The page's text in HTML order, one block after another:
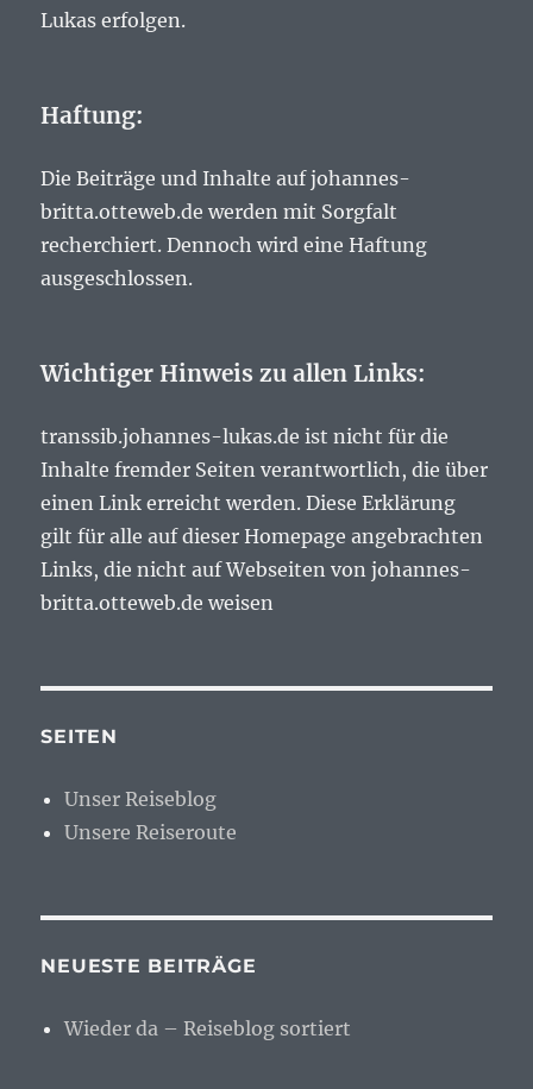
Lukas erfolgen.
Haftung:
Die Beiträge und Inhalte auf johannes-
britta.otteweb.de werden mit Sorgfalt
recherchiert. Dennoch wird eine Haftung
ausgeschlossen.
Wichtiger Hinweis zu allen Links:
transsib.johannes-lukas.de ist nicht für die
Inhalte fremder Seiten verantwortlich, die über
einen Link erreicht werden. Diese Erklärung
gilt für alle auf dieser Homepage angebrachten
Links, die nicht auf Webseiten von johannes-
britta.otteweb.de weisen
SEITEN
Unser Reiseblog
Unsere Reiseroute
NEUESTE BEITRÄGE
Wieder da – Reiseblog sortiert